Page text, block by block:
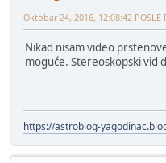
Oktobar 24, 2016, 12:08:42 POSLE
Nikad nisam video
moguće. Stereoskopski vid
https://astroblog-